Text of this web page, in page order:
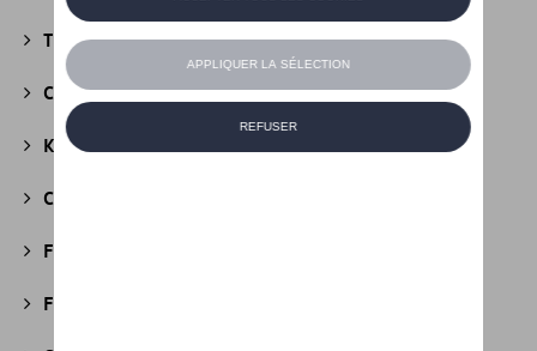
Tiguan Collection(5)
California Collection(18)
Kids Collection
Cobi
Fire & Ice Collection
Football Collection